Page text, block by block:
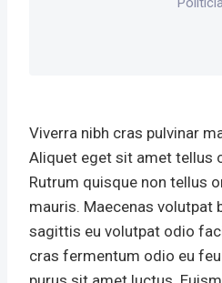
Viverra nibh cras pulvinar
Aliquet eget sit amet tellus
Rutrum quisque non tellus
mauris. Maecenas volutpat
sagittis eu volutpat odio
cras fermentum odio eu